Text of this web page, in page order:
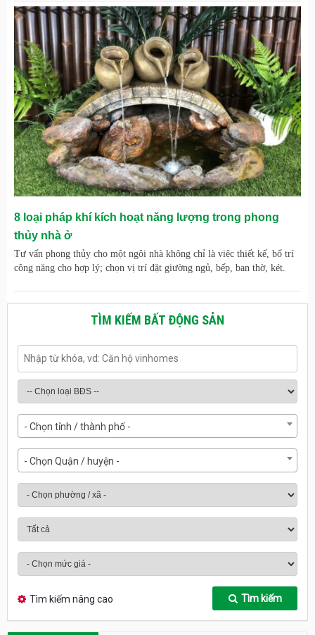
8 loại pháp khí kích hoạt năng lượng trong phong
thủy nhà ở
Tư vấn phong thủy cho một ngôi nhà không chỉ là việc thiết kế, bố trí
công năng cho hợp lý; chọn vị trí đặt giường ngủ, bếp, ban thờ, két.
TÌM KIẾM BẤT ĐỘNG SẢN
- Chọn tỉnh / thành phố -
- Chọn Quận / huyện -
Tìm kiếm nâng cao Tìm kiếm